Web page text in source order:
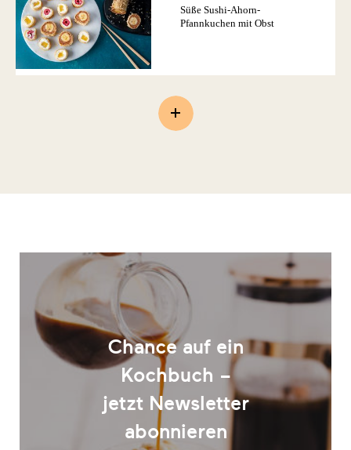
Süße Sushi-Ahorn-
Pfannkuchen mit Obst
Chance auf ein
Kochbuch –
jetzt Newsletter
abonnieren